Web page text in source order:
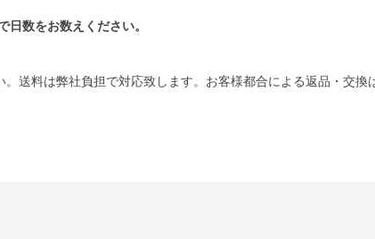
数をお数えください。
送料は弊社負担で対応致します。お客様都合による返品・交換